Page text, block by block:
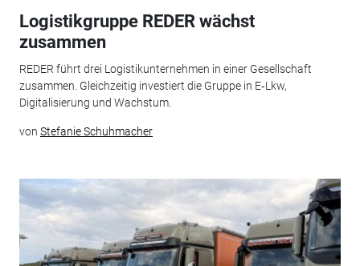
Logistikgruppe REDER wächst
zusammen
REDER führt drei Logistikunternehmen in einer Gesellschaft
zusammen. Gleichzeitig investiert die Gruppe in E‑Lkw,
Digitalisierung und Wachstum.
von Stefanie Schuhmacher